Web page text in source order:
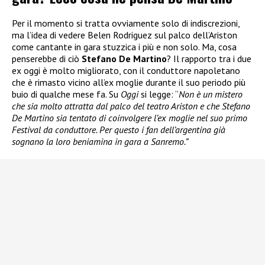
Per il momento si tratta ovviamente solo di indiscrezioni,
ma l’idea di vedere Belen Rodriguez sul palco dell’Ariston
come cantante in gara stuzzica i più e non solo. Ma, cosa
penserebbe di ciò Stefano De Martino? Il rapporto tra i due
ex oggi è molto migliorato, con il conduttore napoletano
che è rimasto vicino all’ex moglie durante il suo periodo più
buio di qualche mese fa. Su Oggisi legge: “Non è un mistero
che sia molto attratta dal palco del teatro Ariston e che Stefano
De Martino sia tentato di coinvolgere l’ex moglie nel suo primo
Festival da conduttore. Per questo i fan dell’argentina già
sognano la loro beniamina in gara a Sanremo.”